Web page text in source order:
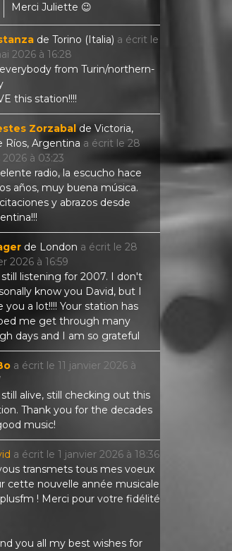
Merci Juliette 😉
de Torino (Italia) a écrit le
2026 à 16:28
from Turin/northern-
this station!!!!
Zorzabal de Victoria,
Ríos, Argentina a écrit le 28
2026 à 03:23
radio, la escucho hace
años, muy buena música.
y abrazos desde
de London a écrit le 28
2026 à 16:59
listening for 2007. I don't
know you David, but I
you a lot!!!! Your station has
me get through many
days and I am so grateful
a écrit le 11 janvier 2026 à
alive, still checking out this
Thank you for the decades
music!
a écrit le 1 janvier 2026 à 18:36
transmets tous mes voeux
cette nouvelle année musicale
! Merci pour votre fidélité
you all my best wishes for